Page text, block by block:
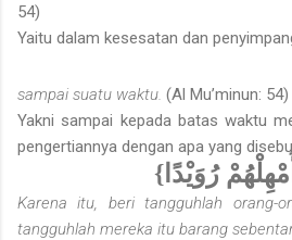
54)
Yaitu dalam kesesatan dan
sampai suatu waktu. (Al Mu’minun: 54)
Yakni sampai kepada batas waktu
pengertiannya dengan apa yang
رُوَيْدًا}
Karena itu, beri tangguhlah orang-
tangguhlah mereka itu barang